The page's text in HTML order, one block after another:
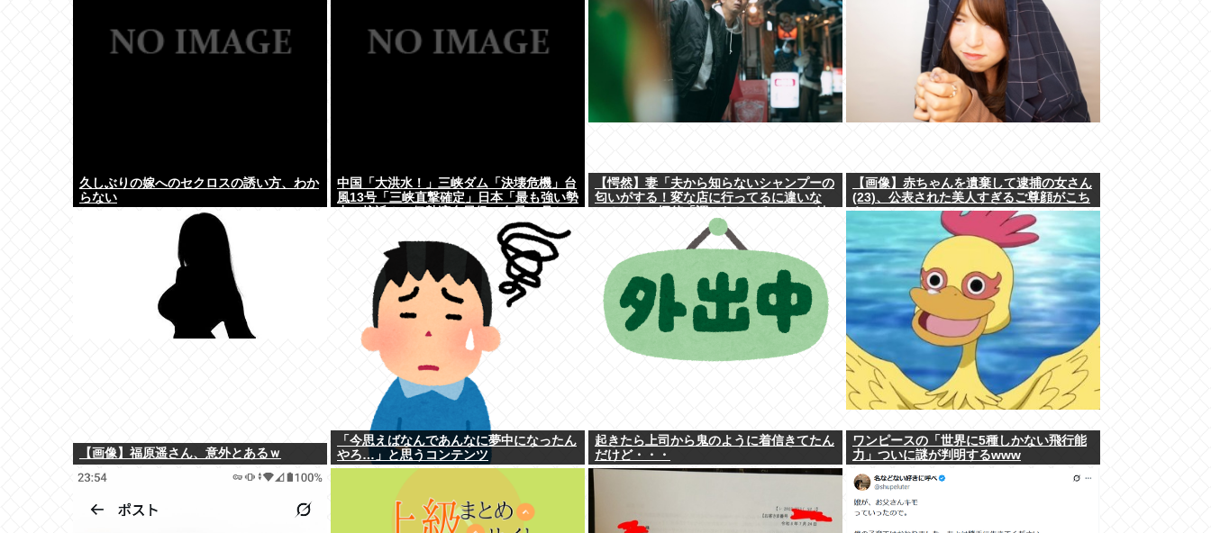
久しぶりの嫁へのセクロスの誘い方、わか
らない
中国「大洪水！」三峡ダム「決壊危機」台
風13号「三峡直撃確定」日本「最も強い勢
15号「中国本土でぶつかり合う（前代未
【愕然】妻「夫から知らないシャンプーの
匂いがする！変な店に行ってるに違いな
【画像】赤ちゃんを遺棄して逮捕の女さん
(23)、公表された美人すぎるご尊顔がこち
ら⇒www
【画像】福原遥さん、意外とあるｗ
「今思えばなんであんなに夢中になったん
やろ…」と思うコンテンツ
起きたら上司から鬼のように着信きてたん
だけど・・・
ワンピースの「世界に5種しかない飛行能
力」ついに謎が判明するwww